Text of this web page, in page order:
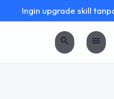
Ingin upgrade skill
search menu